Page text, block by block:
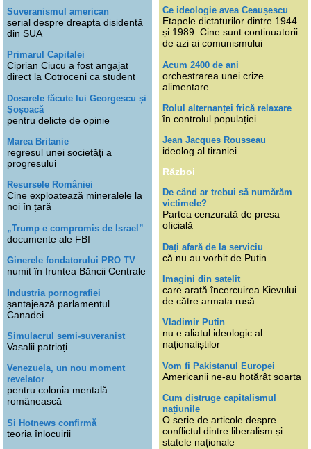
Suveranismul american
serial despre dreapta disidentă
din SUA
Primarul Capitalei
Ciprian Ciucu a fost angajat
direct la Cotroceni ca student
Dosarele făcute lui Georgescu și
Șoșoacă
pentru delicte de opinie
Marea Britanie
regresul unei societăți a
progresului
Resursele României
Cine exploatează mineralele la
noi în țară
„Trump e compromis de Israel”
documente ale FBI
Ginerele fondatorului PRO TV
numit în fruntea Băncii Centrale
Industria pornografiei
șantajează parlamentul
Canadei
Simulacrul semi-suveranist
Vasalii patrioți
Venezuela, un nou moment
revelator
pentru colonia mentală
românească
Și Hotnews confirmă
teoria înlocuirii
Ce ideologie avea Ceaușescu
Etapele dictaturilor dintre 1944
și 1989. Cine sunt continuatorii
de azi ai comunismului
Acum 2400 de ani
orchestrarea unei crize
alimentare
Rolul alternanței frică relaxare
în controlul populației
Jean Jacques Rousseau
ideolog al tiraniei
Război
De când ar trebui să numărăm
victimele?
Partea cenzurată de presa
oficială
Dați afară de la serviciu
că nu au vorbit de Putin
Imagini din satelit
care arată încercuirea Kievului
de către armata rusă
Vladimir Putin
nu e aliatul ideologic al
naționaliștilor
Vom fi Pakistanul Europei
Americanii ne-au hotărât soarta
Cum distruge capitalismul
națiunile
O serie de articole despre
conflictul dintre liberalism și
statele naționale